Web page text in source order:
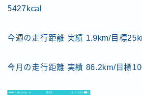
5427kcal
今週の走行距離 実績 1.9km/目標
今月の走行距離 実績 86.2km/目標